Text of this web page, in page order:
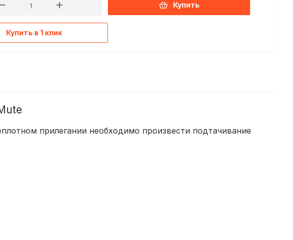
Купить
Купить в 1 клик
прилегании необходимо произвести подтачивание